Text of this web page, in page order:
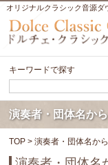
オリジナルクラシック音源ダ
キーワードで探す
演奏者・団体名か
TOP > 演奏者・団体名か